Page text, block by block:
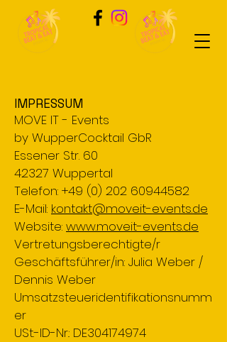
IMPRESSUM
MOVE IT - Events
by WupperCocktail GbR
Essener Str. 60
42327 Wuppertal
Telefon: +49 (0) 202 60944582
E-Mail: kontakt@moveit-events.de
Website: www.moveit-events.de
Vertretungsberechtigte/r
Geschäftsführer/in: Julia Weber /
Dennis Weber
Umsatzsteueridentifikationsnumm
er
USt.-ID-Nr.: DE304174974